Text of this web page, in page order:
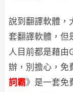
說到翻譯軟體，
套翻譯軟體，但
人目前都是藉由
辦，別擔心，免
詞霸》是一套免